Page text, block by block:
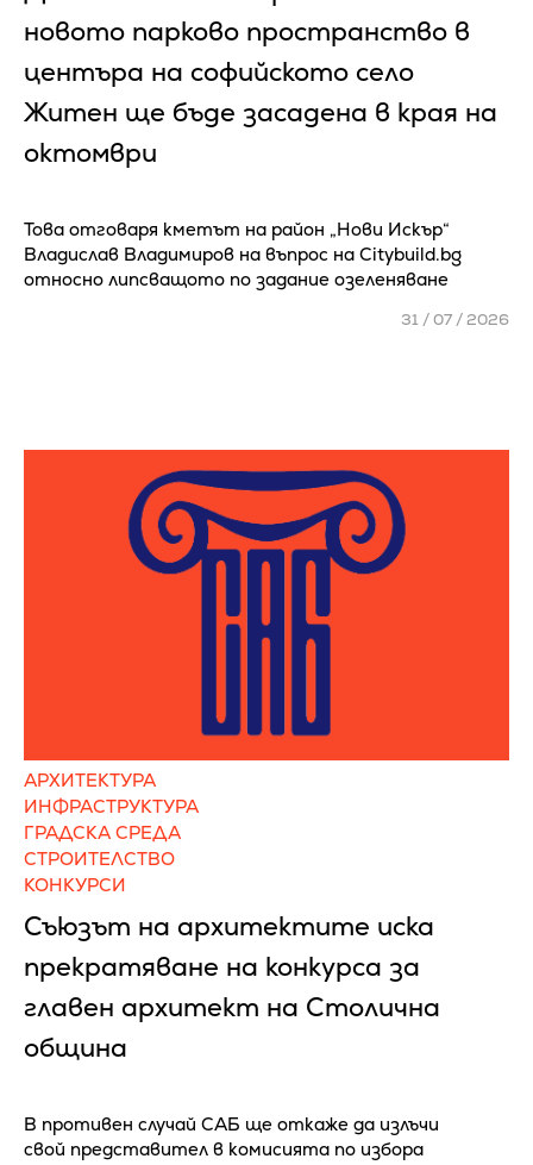
новото парково пространство в
центъра на софийското село
Житен ще бъде засадена в края на
октомври
Това отговаря кметът на район „Нови Искър“
Владислав Владимиров на въпрос на Citybuild.bg
относно липсващото по задание озеленяване
31 / 07 / 2026
АРХИТЕКТУРА
ИНФРАСТРУКТУРА
ГРАДСКА СРЕДА
СТРОИТЕЛСТВО
КОНКУРСИ
Съюзът на архитектите иска
прекратяване на конкурса за
главен архитект на Столична
община
В противен случай САБ ще откаже да излъчи
свой представител в комисията по избора